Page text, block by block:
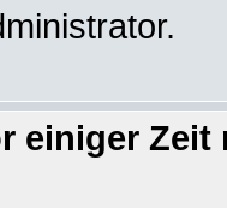
einiger